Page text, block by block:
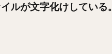
ルが文字化けしている。